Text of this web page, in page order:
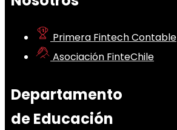
Primera Fintech Contable
Asociación FinteChile
Departamento
de Educación